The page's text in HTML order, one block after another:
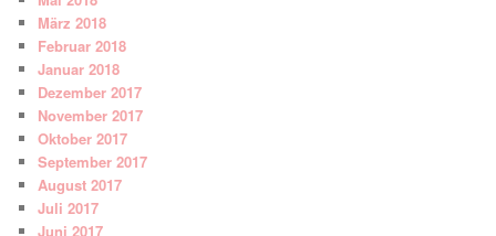
März 2018
Februar 2018
Januar 2018
Dezember 2017
November 2017
Oktober 2017
September 2017
August 2017
Juli 2017
Juni 2017